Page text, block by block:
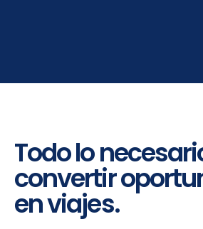
Todo lo
convertir
en viajes.